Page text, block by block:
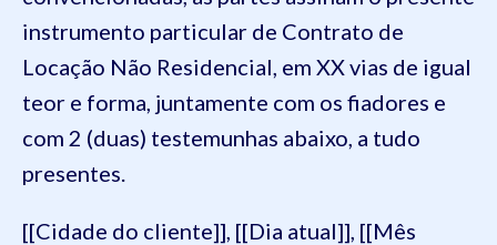
instrumento particular de Contrato de
Locação Não Residencial, em XX vias de igual
teor e forma, juntamente com os fiadores e
com 2 (duas) testemunhas abaixo, a tudo
presentes.
[[Cidade do cliente]], [[Dia atual]], [[Mês